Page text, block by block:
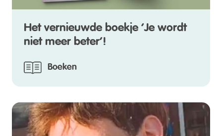
Het vernieuwde boekje ‘Je wordt
niet meer beter’!
Boeken